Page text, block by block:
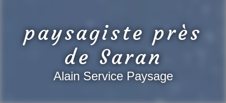
paysagiste près
de Saran
Alain Service Paysage